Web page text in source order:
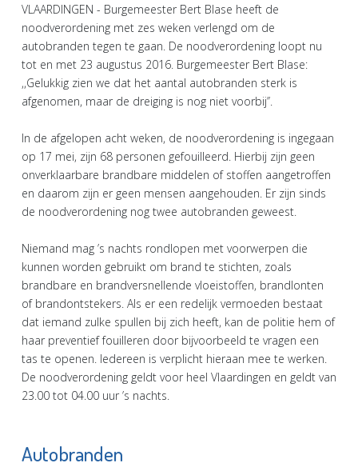
VLAARDINGEN - Burgemeester Bert Blase heeft de
noodverordening met zes weken verlengd om de
autobranden tegen te gaan. De noodverordening loopt nu
tot en met 23 augustus 2016. Burgemeester Bert Blase:
,,Gelukkig zien we dat het aantal autobranden sterk is
afgenomen, maar de dreiging is nog niet voorbij’’.
In de afgelopen acht weken, de noodverordening is ingegaan
op 17 mei, zijn 68 personen gefouilleerd. Hierbij zijn geen
onverklaarbare brandbare middelen of stoffen aangetroffen
en daarom zijn er geen mensen aangehouden. Er zijn sinds
de noodverordening nog twee autobranden geweest.
Niemand mag ’s nachts rondlopen met voorwerpen die
kunnen worden gebruikt om brand te stichten, zoals
brandbare en brandversnellende vloeistoffen, brandlonten
of brandontstekers. Als er een redelijk vermoeden bestaat
dat iemand zulke spullen bij zich heeft, kan de politie hem of
haar preventief fouilleren door bijvoorbeeld te vragen een
tas te openen. Iedereen is verplicht hieraan mee te werken.
De noodverordening geldt voor heel Vlaardingen en geldt van
23.00 tot 04.00 uur ’s nachts.
Autobranden